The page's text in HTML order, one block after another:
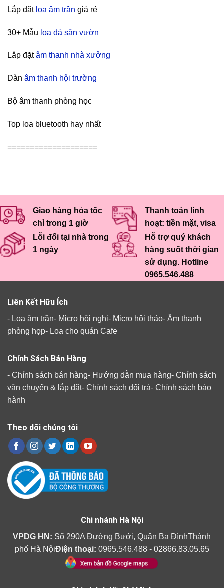
Lắp đặt loa âm trần giá rẻ
30+ Mẫu loa đá sân vườn
Lắp đặtâm thanh nhà xưởng
Dàn âm thanh hội trường
Bộ âm thanh phòng học
Top loa bluetooth hay nhất
====================
Giao hàng hỏa tốc
chỉ trong 1 giờ
Thanh toán linh
hoạt: tiền mặt, visa
Lỗi đổi tại nhà trong
1 ngày
Hỗ trợ quý khách
hàng suốt thời gian
sử dụng. Hotline
0965.546.488
Liên Kết Hữu Ích
- Loa âm trần- Micro hội nghị- Micro hội thảo- Âm thanh
phòng họp- Loa cho quán Cafe
Chính Sách Bán Hàng
- Chính sách bán hàng- Hướng dẫn mua hàng- Chính sách
vận chuyển & lắp đặt- Chính sách đổi trả- Chính sách bảo
hành
Theo dõi chúng tôi
Chi nhánh Hà Nội
VPDG HN: Số 290A Đường Bưởi, Quận Ba ĐìnhThành
phố Hà NộiĐiện thoại: 0965.546.488 - 02866.83.05.65